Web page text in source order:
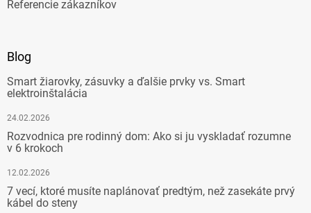
Referencie zákazníkov
Blog
Smart žiarovky, zásuvky a ďalšie prvky vs. Smart
elektroinštalácia
24.02.2026
Rozvodnica pre rodinný dom: Ako si ju vyskladať rozumne
v 6 krokoch
12.02.2026
7 vecí, ktoré musíte naplánovať predtým, než zasekáte prvý
kábel do steny